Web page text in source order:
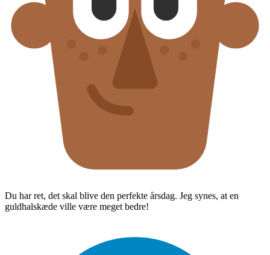
Du har ret, det skal blive den perfekte årsdag. Jeg synes, at en
guldhalskæde ville være meget bedre!